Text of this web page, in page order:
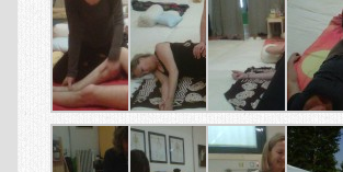
Chi Siamo
Corretto comportamento informatico